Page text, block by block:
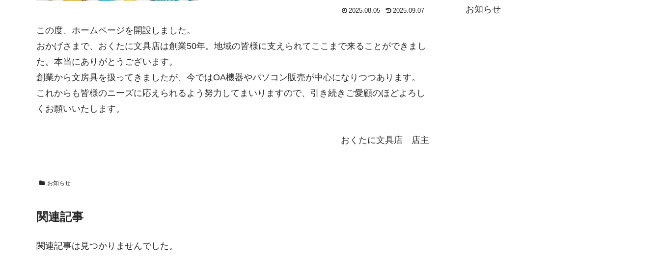
2025.08.05 2025.09.07
この度、ホームページを開設しました。
おかげさまで、おくたに文具店は創業50年。地域の皆様に支えられてここまで来ることができまし
た。本当にありがとうございます。
創業から文房具を扱ってきましたが、今ではOA機器やパソコン販売が中心になりつつあります。
これからも皆様のニーズに応えられるよう努力してまいりますので、引き続きご愛顧のほどよろし
くお願いいたします。
おくたに文具店 店主
お知らせ
関連記事
関連記事は見つかりませんでした。
お知らせ